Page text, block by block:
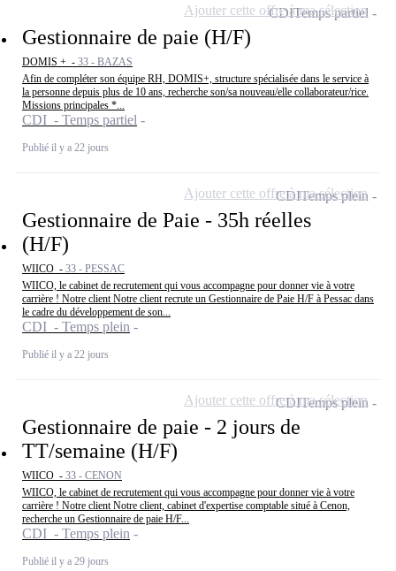
Gestionnaire de paie (H/F)
DOMIS + - 33 - BAZAS
Afin de compléter son équipe RH, DOMIS+, structure spécialisée dans le service à
la personne depuis plus de 10 ans, recherche son/sa nouveau/elle collaborateur/rice.
Missions principales *...
CDI - Temps partiel
Publié il y a 22 jours
CDITemps partiel
Ajouter cette offre à ma sélection
Gestionnaire de Paie - 35h réelles
(H/F)
WIICO - 33 - PESSAC
WIICO, le cabinet de recrutement qui vous accompagne pour donner vie à votre
carrière ! Notre client Notre client recrute un Gestionnaire de Paie H/F à Pessac dans
le cadre du développement de son...
CDI - Temps plein
Publié il y a 22 jours
CDITemps plein
Ajouter cette offre à ma sélection
Gestionnaire de paie - 2 jours de
TT/semaine (H/F)
WIICO - 33 - CENON
WIICO, le cabinet de recrutement qui vous accompagne pour donner vie à votre
carrière ! Notre client Notre client, cabinet d'expertise comptable situé à Cenon,
recherche un Gestionnaire de paie H/F...
CDI - Temps plein
Publié il y a 29 jours
CDITemps plein
Ajouter cette offre à ma sélection